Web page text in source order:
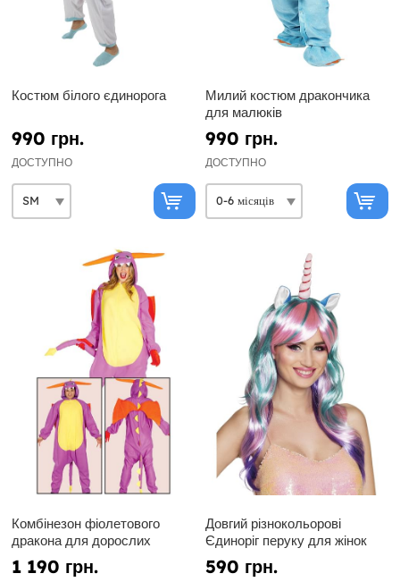
Костюм білого єдинорога
990 грн.
ДОСТУПНО
Милий костюм дракончика
для малюків
990 грн.
ДОСТУПНО
Комбінезон фіолетового
дракона для дорослих
1 190 грн.
Довгий різнокольорові
Єдиноріг перуку для жінок
590 грн.